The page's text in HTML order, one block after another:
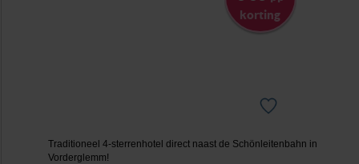
korting
Traditioneel 4-sterrenhotel direct naast de Schönleitenbahn in
Vorderglemm!